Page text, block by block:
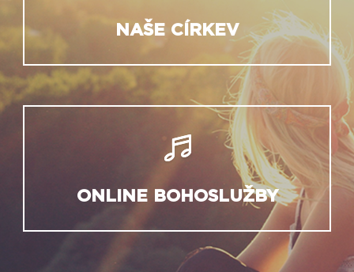
NAŠE CÍRKEV
ONLINE BOHOSLUŽBY